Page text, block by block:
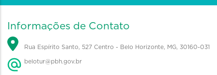
Informações de Contato
Rua Espírito Santo, 527 Centro - Belo Horizonte, MG, 30160-031
belotur@pbh.gov.br